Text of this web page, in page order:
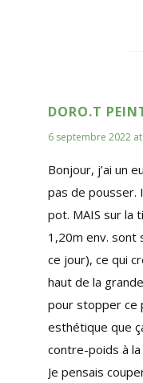
DORO.T
6 septembre 2022
Bonjour, j’ai un
pas de pousser.
pot. MAIS sur la
1,20m env. sont
ce jour), ce qui
haut de la
pour stopper ce
esthétique que
contre-poids à
Je pensais